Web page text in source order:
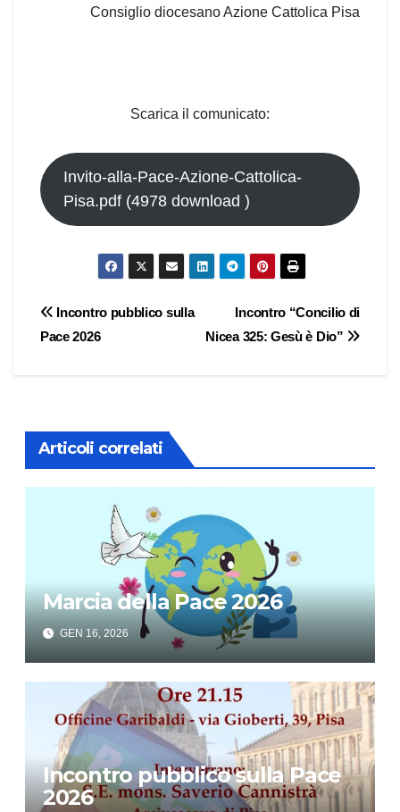
Consiglio diocesano Azione Cattolica Pisa
Scarica il comunicato:
Invito-alla-Pace-Azione-Cattolica-
Pisa.pdf (4978 download )
Navigazione
Incontro “Concilio di
Nicea 325: Gesù è Dio”
Incontro pubblico sulla
Pace 2026
Articoli correlati
Marcia della Pace 2026
GEN 16, 2026
Incontro pubblico sulla Pace
2026